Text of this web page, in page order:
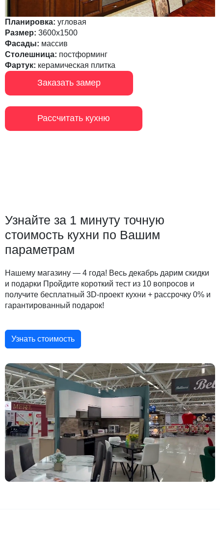
Планировка: угловая
Размер: 3600х1500
Фасады: массив
Столешница: постформинг
Фартук: керамическая плитка
Заказать замер
Рассчитать кухню
Узнайте за 1 минуту точную
стоимость кухни по Вашим
параметрам
Нашему магазину — 4 года! Весь декабрь дарим скидки
и подарки Пройдите короткий тест из 10 вопросов и
получите бесплатный 3D-проект кухни + рассрочку 0% и
гарантированный подарок!
Узнать стоимость